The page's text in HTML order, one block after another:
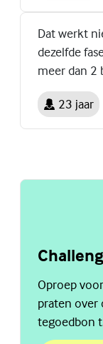
Dat werkt
dezelfde
meer dan 2
23 jaar
Oproep
praten over
tegoedbon